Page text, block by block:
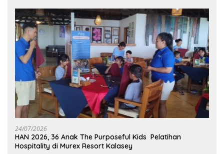
24/07/2026
HAN 2026, 36 Anak The Purposeful Kids Pelatihan
Hospitality di Murex Resort Kalasey